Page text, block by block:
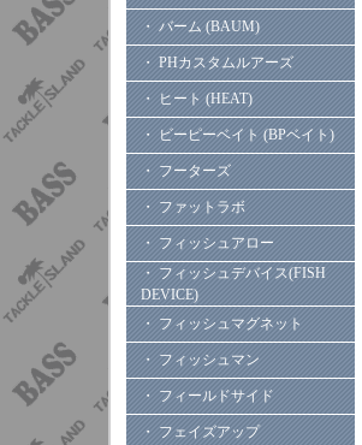
・ バーム (BAUM)
・ PHカスタムルアーズ
・ ヒート (HEAT)
・ ビーピーベイト (BPベイト)
・ フーターズ
・ ファットラボ
・ フィッシュアロー
・ フィッシュデバイス(FISH
DEVICE)
・ フィッシュマグネット
・ フィッシュマン
・ フィールドサイド
・ フェイズアップ